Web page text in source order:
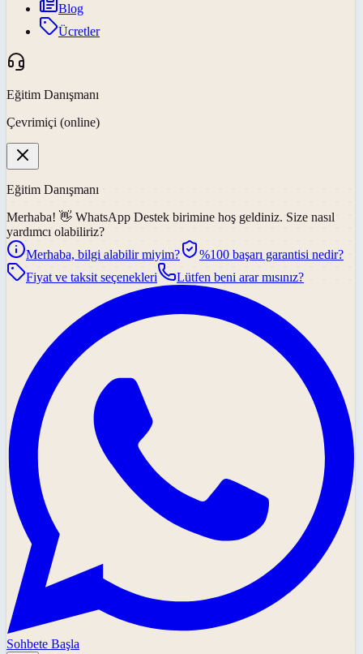
Blog
Ücretler
Eğitim Danışmanı
Çevrimiçi (online)
Eğitim Danışmanı
Merhaba! 👋 WhatsApp Destek birimine hoş geldiniz. Size nasıl
yardımcı olabiliriz?
Merhaba, bilgi alabilir miyim?
%100 başarı garantisi nedir?
Fiyat ve taksit seçenekleri
Lütfen beni arar mısınız?
Sohbete Başla